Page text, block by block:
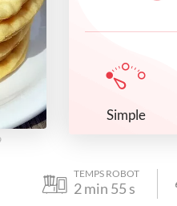
Simple
TEMPS ROBOT
2min 55 s